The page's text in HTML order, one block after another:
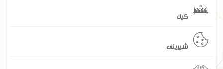
کیک
شیرینی